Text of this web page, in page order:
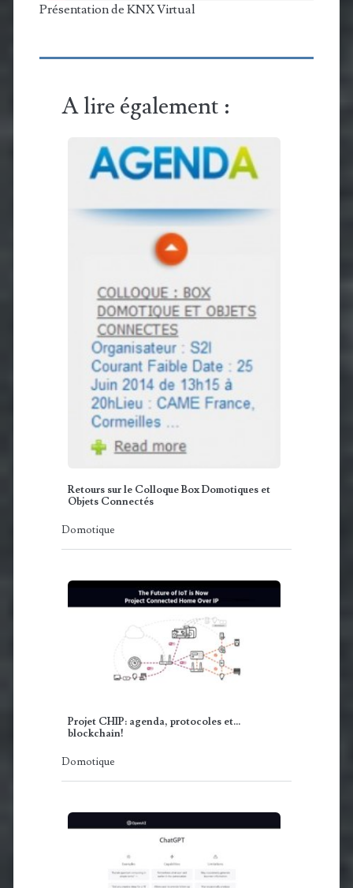
Présentation de KNX Virtual
A lire également :
Retours sur le Colloque Box Domotiques et
Objets Connectés
Domotique
Projet CHIP: agenda, protocoles et...
blockchain!
Domotique